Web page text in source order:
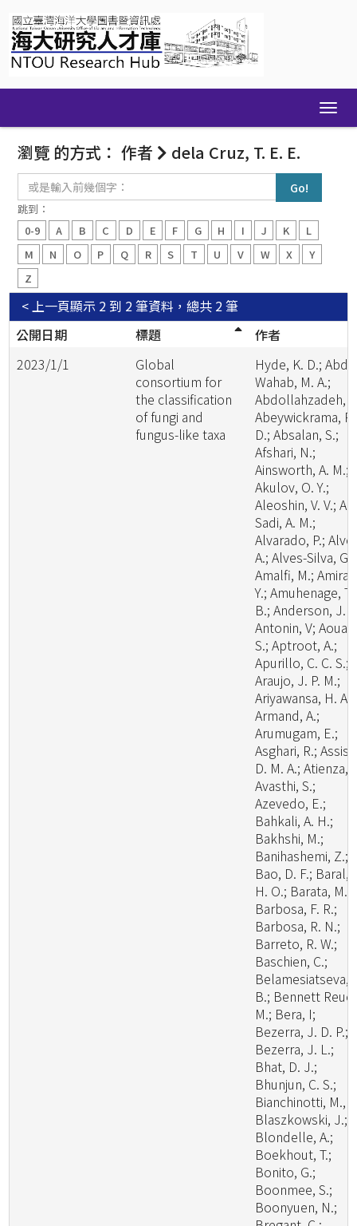
navigation
瀏覽 的方式： 作者 dela Cruz, T. E. E.
入
前
幾
個
跳到：
0-9
A B C D E F G H I J K
L
M
N O P Q R S T U V W X
Y
Z
顯示 2 到 2 筆資料，總共 2 筆
< 上一頁
公開日期
標題
作者
2023/1/1
Global
consortium for
the classification
of fungi and
fungus-like taxa
Hyde, K. D.;
Wahab, M. A.;
Abdollahzadeh,
Abeywickrama, P.
D.; Absalan, S.;
Afshari, N.;
Ainsworth, A. M.;
Akulov, O. Y.;
Aleoshin, V. V.; Al-
Sadi, A. M.;
Alvarado, P.;
A.; Alves-Silva, G.;
Amalfi, M.; Amira,
Y.; Amuhenage, T.
B.; Anderson, J.
Antonin, V; Aouali,
S.; Aptroot, A.;
Apurillo, C. C. S.;
Araujo, J. P. M.;
Ariyawansa, H. A.;
Armand, A.;
Arumugam, E.;
Asghari, R.; Assis,
D. M. A.; Atienza,
Avasthi, S.;
Azevedo, E.;
Bahkali, A. H.;
Bakhshi, M.;
Banihashemi, Z.;
Bao, D. F.; Baral,
H. O.; Barata, M.;
Barbosa, F. R.;
Barbosa, R. N.;
Barreto, R. W.;
Baschien, C.;
Belamesiatseva,
B.; Bennett
M.; Bera, I;
Bezerra, J. D. P.;
Bezerra, J. L.;
Bhat, D. J.;
Bhunjun, C. S.;
Bianchinotti, M.,
Blaszkowski, J.;
Blondelle, A.;
Boekhout, T.;
Bonito, G.;
Boonmee, S.;
Boonyuen, N.;